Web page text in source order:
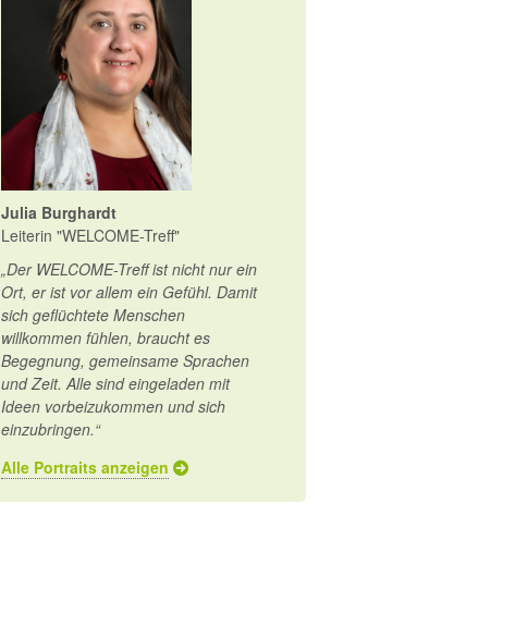
Julia Burghardt
Leiterin "WELCOME-Treff"
„Der WELCOME-Treff ist nicht nur ein
Ort, er ist vor allem ein Gefühl. Damit
sich geflüchtete Menschen
willkommen fühlen, braucht es
Begegnung, gemeinsame Sprachen
und Zeit. Alle sind eingeladen mit
Ideen vorbeizukommen und sich
einzubringen.“
Alle Portraits anzeigen